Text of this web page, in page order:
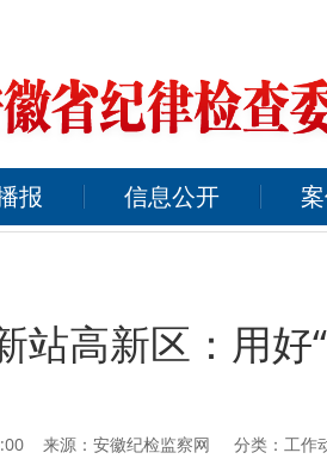
报 信息公开
站高新区：用好
来源： 安徽纪检监察网 分类：工作